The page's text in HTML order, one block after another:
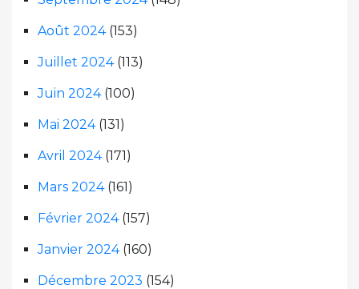
Août 2024(153)
Juillet 2024(113)
Juin 2024(100)
Mai 2024(131)
Avril 2024(171)
Mars 2024(161)
Février 2024(157)
Janvier 2024(160)
Décembre 2023 (154)